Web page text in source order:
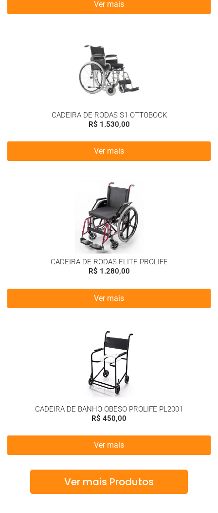
Ver mais
CADEIRA DE RODAS S1 OTTOBOCK
R$ 1.530,00
Ver mais
CADEIRA DE RODAS ELITE PROLIFE
R$ 1.280,00
Ver mais
CADEIRA DE BANHO OBESO PROLIFE PL2001
R$ 450,00
Ver mais
Ver mais Produtos